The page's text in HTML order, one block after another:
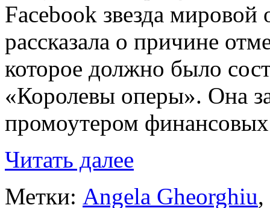
Facebook звезда
рассказала о причине
которое должно было
«Королевы оперы». Она
промоутером
Читать далее
Метки: Angela Gheorghiu,